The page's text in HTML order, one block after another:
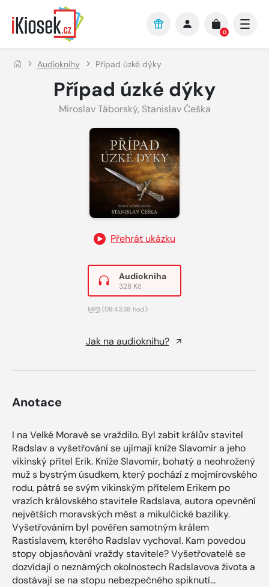
Přejít na hlavní obsah
0
Audioknihy Případ úzké dýky
Případ úzké dýky
Miroslav Táborský, Stanislav Češka
Přehrát ukázku
Audiokniha
328 Kč
MP3 (09:43:38 hod.)
Jak na audioknihu?
Anotace
I na Velké Moravě se vraždilo. Byl zabit králův stavitel
Radslav a vyšetřování se ujímají kníže Slavomír a jeho
vikinský přítel Erik. Kníže Slavomír, bohatý a neohrožený
muž s bystrým úsudkem, který pochází z mojmírovského
rodu, pátrá se svým vikinským přítelem Erikem po
vrazích královského stavitele Radslava, autora opevnění
největších moravských měst a mikulčické baziliky.
Vyšetřováním byl pověřen samotným králem
Rastislavem, kterého Radslav vychoval. Kam povedou
stopy objasňování vraždy stavitele? Vyšetřovatelé se
dozvídají o neznámých okolnostech Radslavova života a
dostávají se na stopu nebezpečného spiknutí...